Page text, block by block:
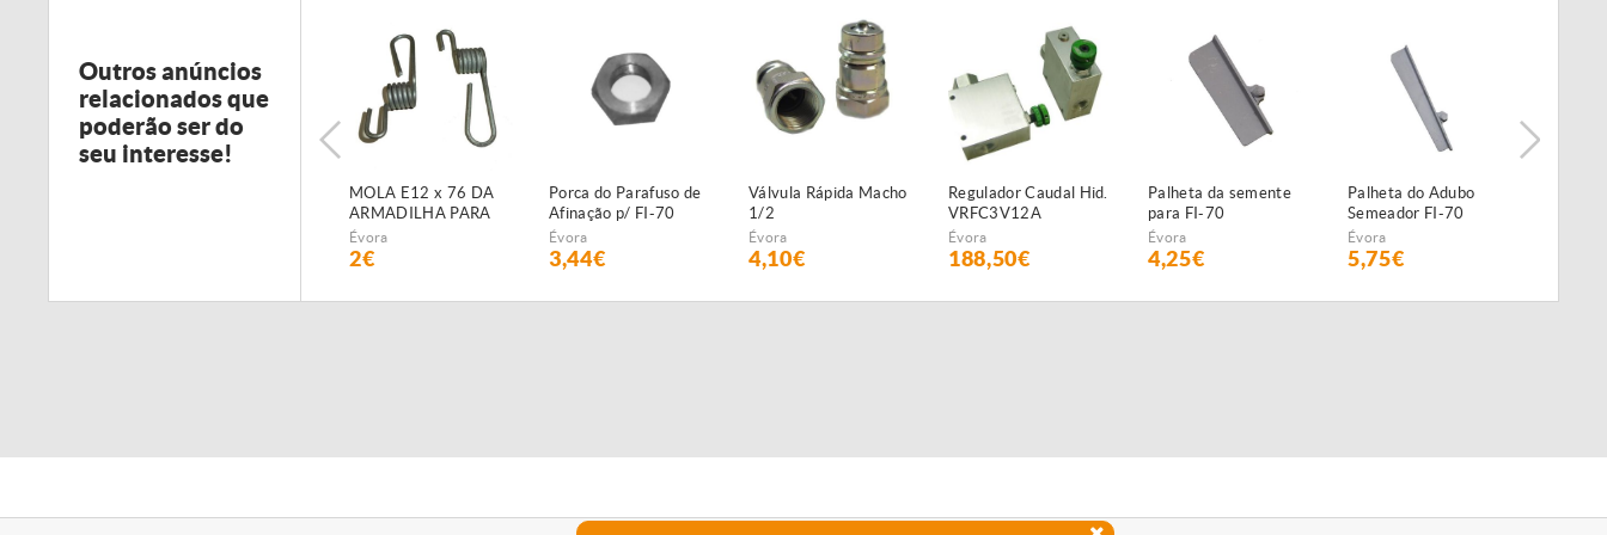
Outros anúncios
relacionados que
poderão ser do
seu interesse!
MOLA E12 x 76 DA
ARMADILHA PARA
SEMEADOR
PNEUMÁTICO
Évora
2€
Porca do Parafuso de
Afinação p/ FI-70
Évora
3,44€
Válvula Rápida Macho
1/2
Évora
4,10€
Regulador Caudal Hid.
VRFC3V12A
Évora
188,50€
Palheta da semente
para FI-70
Évora
4,25€
Palheta do Adubo
Semeador FI-70
Évora
5,75€